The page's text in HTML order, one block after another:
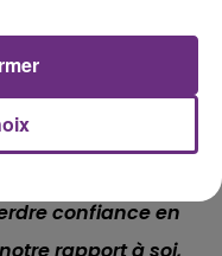
de la rigueur
beaucoup de "Body
malveillantes. Il
confiance en
rapport à soi,